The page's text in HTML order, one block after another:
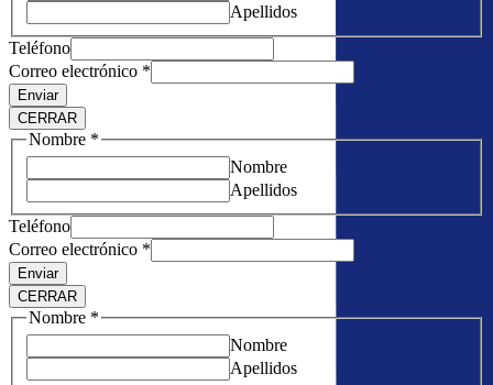
Apellidos
Teléfono
Correo electrónico *
Enviar
CERRAR
Nombre *
Nombre
Apellidos
Teléfono
Correo electrónico *
Enviar
CERRAR
Nombre *
Nombre
Apellidos